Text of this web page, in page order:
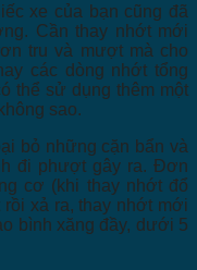
xe của bạn cũng đã
Cần thay nhớt mới
tru và mượt mà cho
các dòng nhớt tổng
thể sử dụng thêm một
sao.
bỏ những cặn bẩn và
đi phượt gây ra. Đơn
cơ (khi thay nhớt đổ
xả ra, thay nhớt mới
bình xăng đầy, dưới 5